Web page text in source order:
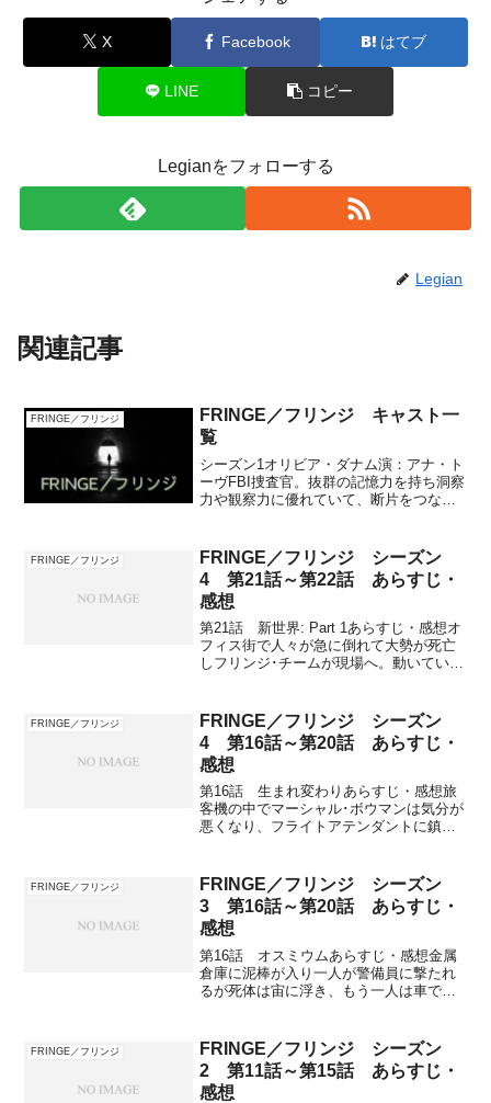
X Facebook はてブ
LINE コピー
Legianをフォローする
Legian
関連記事
FRINGE／フリンジ
FRINGE／フリンジ キャスト一
覧
シーズン1オリビア・ダナム演：アナ・ト
ーヴFBI捜査官。抜群の記憶力を持ち洞察
力や観察力に優れていて、断片をつなぎ
ジャクソンウォルター･ビショップ博士の
息子。IQが高く...
FRINGE／フリンジ
FRINGE／フリンジ シーズン
4 第21話～第22話 あらすじ・
感想
第21話 新世界: Part 1あらすじ・感想オ
フィス街で人々が急に倒れて大勢が死亡
しフリンジ･チームが現場へ。動いていた
くにいた女性ジェシカが検査に協力する
と申し出た...
FRINGE／フリンジ
FRINGE／フリンジ シーズン
4 第16話～第20話 あらすじ・
感想
第16話 生まれ変わりあらすじ・感想旅
客機の中でマーシャル･ボウマンは気分が
悪くなり、フライトアテンダントに鎮静
で事情を聞かれている最中にヤマアラシ
に変身して、空港の職...
FRINGE／フリンジ
FRINGE／フリンジ シーズン
3 第16話～第20話 あらすじ・
感想
第16話 オスミウムあらすじ・感想金属
倉庫に泥棒が入り一人が警備員に撃たれ
るが死体は宙に浮き、もう一人は車で逃
だと判明。死体のポケットからキーが発
見されある倉庫の物だと...
FRINGE／フリンジ
FRINGE／フリンジ シーズン
2 第11話～第15話 あらすじ・
感想